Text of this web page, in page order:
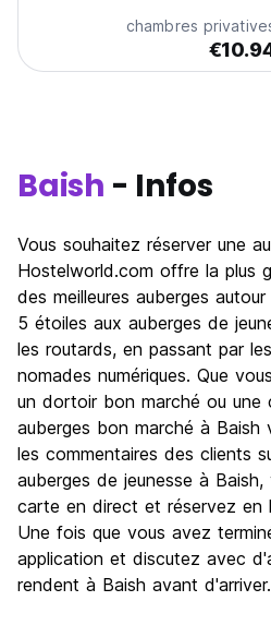
les voyageurs à petit budget.
chambres
Baish - Infos
Vous souhaitez réserver une
Hostelworld.com offre la plus
des meilleures auberges
5 étoiles aux auberges de
les routards, en passant par
nomades numériques. Que
un dortoir bon marché ou une
auberges bon marché à Baish
les commentaires des clients
auberges de jeunesse à Baish,
carte en direct et réservez en
Une fois que vous avez
application et discutez avec
rendent à Baish avant d'arriver.